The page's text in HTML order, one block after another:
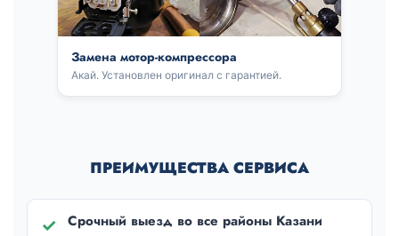
Замена мотор-компрессора
Акай. Установлен оригинал с гарантией.
ПРЕИМУЩЕСТВА СЕРВИСА
✓ Срочный выезд во все районы Казани